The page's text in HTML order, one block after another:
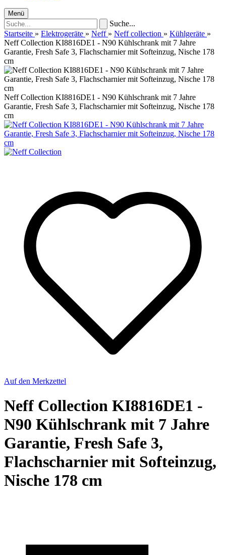
Menü
Suche...
Startseite » Elektrogeräte » Neff » Neff collection » Kühlgeräte »
Neff Collection KI8816DE1 - N90 Kühlschrank mit 7 Jahre
Garantie, Fresh Safe 3, Flachscharnier mit Softeinzug, Nische 178
cm
Neff Collection KI8816DE1 - N90 Kühlschrank mit 7 Jahre
Garantie, Fresh Safe 3, Flachscharnier mit Softeinzug, Nische 178
cm
Auf den Merkzettel
Neff Collection KI8816DE1 -
N90 Kühlschrank mit 7 Jahre
Garantie, Fresh Safe 3,
Flachscharnier mit Softeinzug,
Nische 178 cm